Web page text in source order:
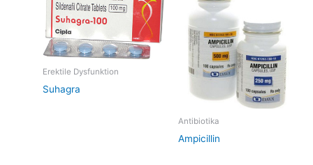
Erektile Dysfunktion
Suhagra
Antibiotika
Ampicillin